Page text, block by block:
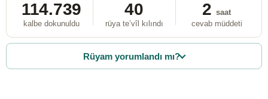
114.739
kalbe dokunuldu
40
rüya te’vîl kılındı
2 saat
cevab müddeti
Rüyam yorumlandı mı?